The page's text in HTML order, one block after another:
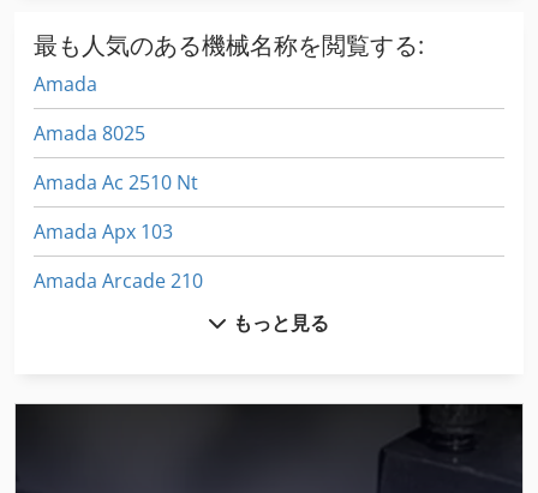
最も人気のある機械名称を閲覧する:
Amada
Amada 8025
Amada Ac 2510 Nt
Amada Apx 103
Amada Arcade 210
もっと見る